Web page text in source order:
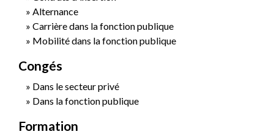
Alternance
Carrière dans la fonction publique
Mobilité dans la fonction publique
Congés
Dans le secteur privé
Dans la fonction publique
Formation